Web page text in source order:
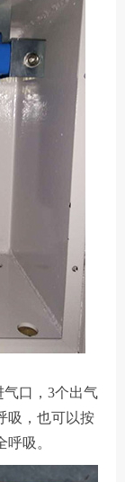
口，3个出气
吸，也可以按
吸。